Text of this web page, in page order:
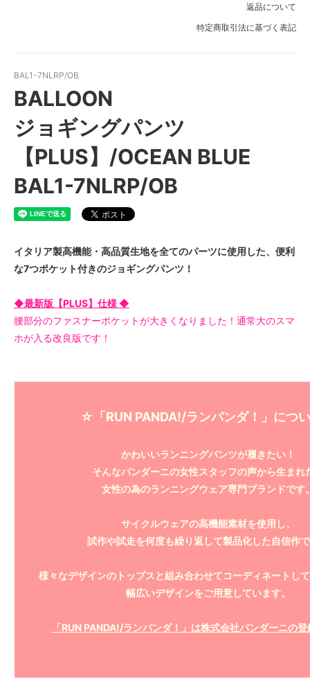
返品について
特定商取引法に基づく表記
BAL1-7NLRP/OB
BALLOON
ジョギングパンツ
【PLUS】/OCEAN BLUE
BAL1-7NLRP/OB
イタリア製高機能・高品質生地を全てのパーツに使用した、便利
な7つポケット付きのジョギングパンツ！
◆最新版【PLUS】仕様 ◆
腰部分のファスナーポケットが大きくなりました！通常大のスマ
ホが入る改良版です！
☆「RUN PANDA!/ランパンダ！」につ
かわいいランニングパンツが履きたい！
そんなパンダーニの女性スタッフの声から生まれ
女性の為のランニングウェア専門ブランドです
サイクルウェアの高機能素材を使用し、
試作や試走を何度も繰り返して製品化した自信作
様々なデザインのトップスと組み合わせてコーディネートし
幅広いデザインをご用意しています。
「RUN PANDA!/ランパンダ！」は株式会社パンダーニの